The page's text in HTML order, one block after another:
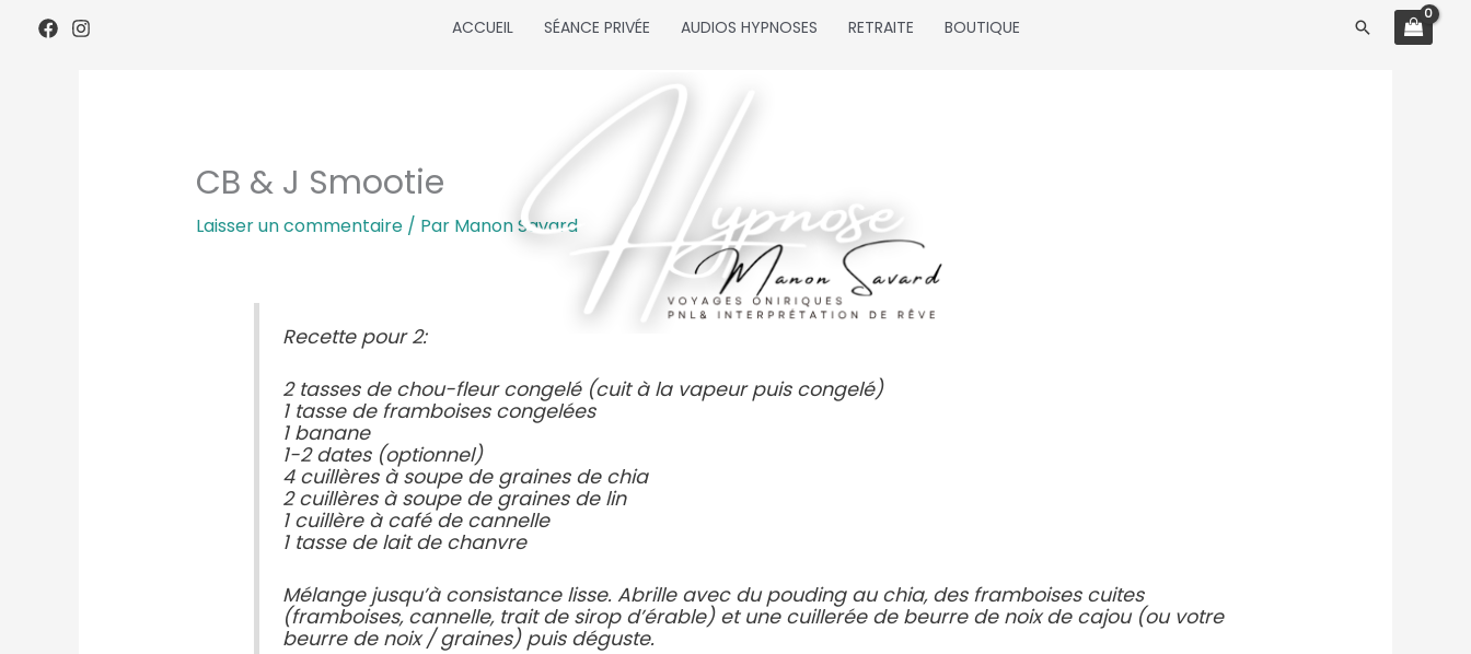
ACCUEIL SÉANCE PRIVÉE AUDIOS HYPNOSES RETRAITE BOUTIQUE Rechercher
CB & J Smootie
Laisser un commentaire / Par Manon Savard
Recette pour 2:
2 tasses de chou-fleur congelé (cuit à la vapeur puis congelé)
1 tasse de framboises congelées
1 banane
1-2 dates (optionnel)
4 cuillères à soupe de graines de chia
2 cuillères à soupe de graines de lin
1 cuillère à café de cannelle
1 tasse de lait de chanvre
Mélange jusqu’à consistance lisse. Abrille avec du pouding au chia, des framboises cuites
(framboises, cannelle, trait de sirop d’érable) et une cuillerée de beurre de noix de cajou (ou votre
beurre de noix / graines) puis déguste.